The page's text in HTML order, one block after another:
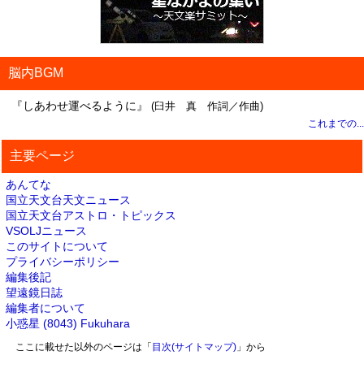
脳内BGM
『しあわせ運べるように』 (臼井 真 作詞／作曲)
これまでの...
主要ページ
あんてな
国立天文台天文ニュース
国立天文台アストロ・トピックス
VSOLJニュース
このサイトについて
プライバシーポリシー
編集後記
望遠鏡日誌
編集者について
小惑星 (8043) Fukuhara
ここに載せた以外のページは「 目次(サイトマップ)」から